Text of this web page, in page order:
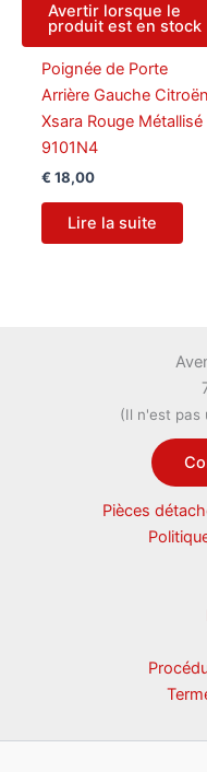
Avertir lorsque le
produit est en stock
Poignée de Porte
Arrière Gauche Citroën
Xsara Rouge Métallisé
9101N4
€ 18,00
Lire la suite
(Il n'est pas
Pièces